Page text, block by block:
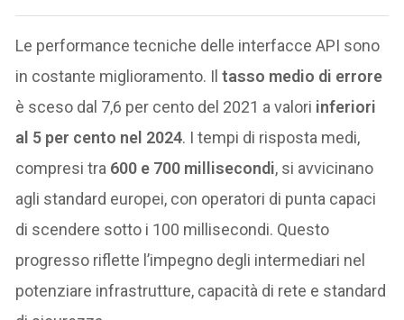
Le performance tecniche delle interfacce API sono
in costante miglioramento. Iltasso medio di errore
è sceso dal 7,6 per cento del 2021 a valori inferiori
al 5 per cento nel 2024. I tempi di risposta medi,
compresi tra 600 e 700 millisecondi, si avvicinano
agli standard europei, con operatori di punta capaci
di scendere sotto i 100 millisecondi. Questo
progresso riflette l’impegno degli intermediari nel
potenziare infrastrutture, capacità di rete e standard